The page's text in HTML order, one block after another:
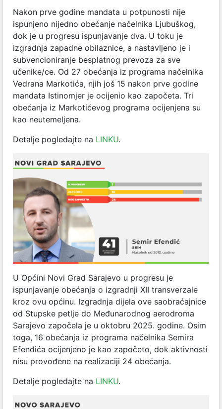
Nakon prve godine mandata u potpunosti nije
ispunjeno nijedno obećanje načelnika Ljubuškog,
dok je u progresu ispunjavanje dva. U toku je
izgradnja zapadne obilaznice, a nastavljeno je i
subvencioniranje besplatnog prevoza za sve
učenike/ce. Od 27 obećanja iz programa načelnika
Vedrana Markotića, njih još 15 nakon prve godine
mandata Istinomjer je ocijenio kao započeta. Tri
obećanja iz Markotićevog programa ocijenjena su
kao neutemeljena.
Detalje pogledajte na LINKU.
U Općini Novi Grad Sarajevo u progresu je
ispunjavanje obećanja o izgradnji XII transverzale
kroz ovu općinu. Izgradnja dijela ove saobraćajnice
od Stupske petlje do Međunarodnog aerodroma
Sarajevo započela je u oktobru 2025. godine. Osim
toga, 16 obećanja iz programa načelnika Semira
Efendića ocijenjeno je kao započeto, dok aktivnosti
nisu provođene na realizaciji 24 obećanja.
Detalje pogledajte na LINKU.